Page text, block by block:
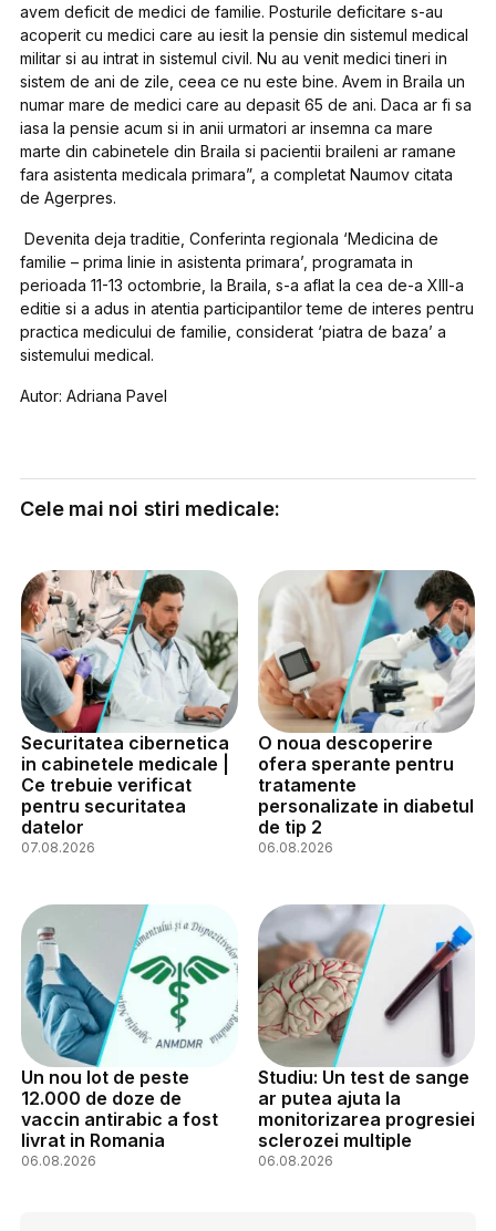
avem deficit de medici de familie. Posturile deficitare s-au
acoperit cu medici care au iesit la pensie din sistemul medical
militar si au intrat in sistemul civil. Nu au venit medici tineri in
sistem de ani de zile, ceea ce nu este bine. Avem in Braila un
numar mare de medici care au depasit 65 de ani. Daca ar fi sa
iasa la pensie acum si in anii urmatori ar insemna ca mare
marte din cabinetele din Braila si pacientii braileni ar ramane
fara asistenta medicala primara”, a completat Naumov citata
de Agerpres.
Devenita deja traditie, Conferinta regionala ‘Medicina de
familie – prima linie in asistenta primara’, programata in
perioada 11-13 octombrie, la Braila, s-a aflat la cea de-a XIII-a
editie si a adus in atentia participantilor teme de interes pentru
practica medicului de familie, considerat ‘piatra de baza’ a
sistemului medical.
Autor: Adriana Pavel
Cele mai noi stiri medicale:
Securitatea cibernetica
in cabinetele medicale |
Ce trebuie verificat
pentru securitatea
datelor
07.08.2026
O noua descoperire
ofera sperante pentru
tratamente
personalizate in diabetul
de tip 2
06.08.2026
Un nou lot de peste
12.000 de doze de
vaccin antirabic a fost
livrat in Romania
06.08.2026
Studiu: Un test de sange
ar putea ajuta la
monitorizarea progresiei
sclerozei multiple
06.08.2026